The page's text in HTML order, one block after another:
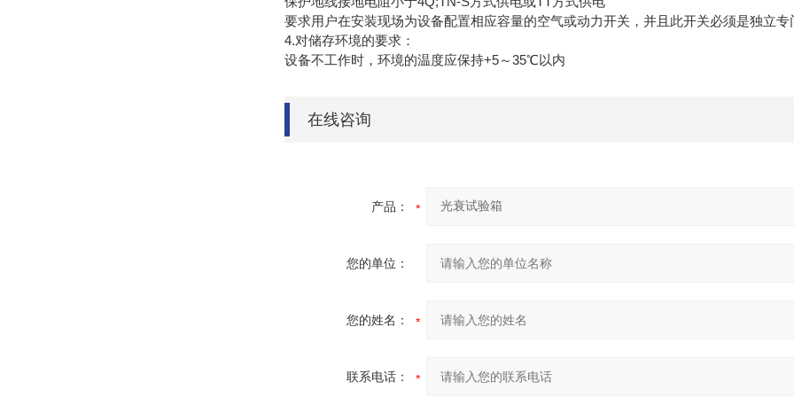
要求用户在安装现场为设备配置相应容量的空气或动力开关，并且此开关必须是独立专
4.对储存环境的要求：
设备不工作时，环境的温度应保持+5～35℃以内
在线咨询
产品：
您的单位：
您的姓名：
联系电话：